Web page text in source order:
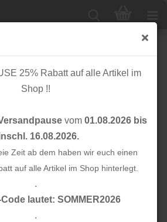
25% Rabatt auf alle Artikel im
Shop !!
vom 01.08.2026 bis
16.08.2026.
Zeit ab dem haben wir euch einen
auf alle Artikel im Shop hinterlegt.
.
lautet: SOMMER2026
.